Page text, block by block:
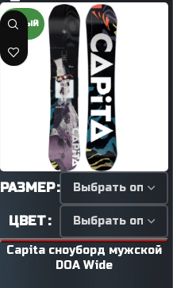
НОВЫЙ
РАЗМЕР
ЦВЕТ
Capita сноуборд мужской
DOA Wide